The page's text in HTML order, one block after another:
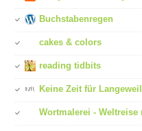
Buchstabenregen
cakes & colors
reading tidbits
Keine Zeit für
Wortmalerei - Weltreise